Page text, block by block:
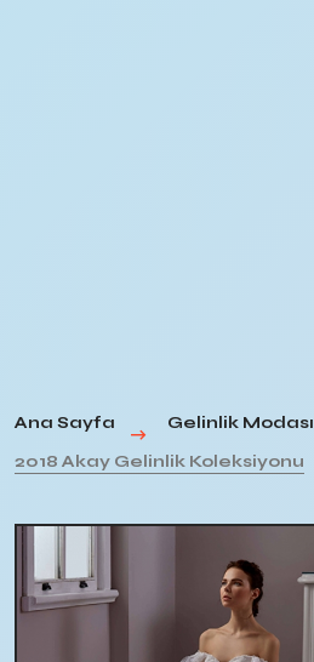
Ana Sayfa
Gelinlik Modası
2018 Akay Gelinlik Koleksiyonu